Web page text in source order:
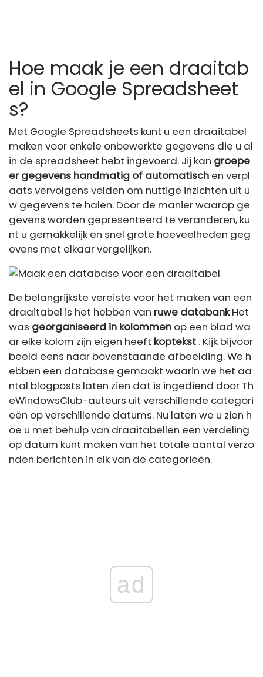
Hoe maak je een draaitab
el in Google Spreadsheet
s?
Met Google Spreadsheets kunt u een draaitabel
maken voor enkele onbewerkte gegevens die u al
in de spreadsheet hebt ingevoerd. Jij kan groepe
er gegevens handmatig of automatisch en verpl
aats vervolgens velden om nuttige inzichten uit u
w gegevens te halen. Door de manier waarop ge
gevens worden gepresenteerd te veranderen, ku
nt u gemakkelijk en snel grote hoeveelheden geg
evens met elkaar vergelijken.
De belangrijkste vereiste voor het maken van een
draaitabel is het hebben van ruwe databankHet
was georganiseerd in kolommen op een blad wa
ar elke kolom zijn eigen heeft koptekst . Kijk bijvoor
beeld eens naar bovenstaande afbeelding. We h
ebben een database gemaakt waarin we het aa
ntal blogposts laten zien dat is ingediend door Th
eWindowsClub-auteurs uit verschillende categori
eën op verschillende datums. Nu laten we u zien h
oe u met behulp van draaitabellen een verdeling
op datum kunt maken van het totale aantal verzo
nden berichten in elk van de categorieën.
ad